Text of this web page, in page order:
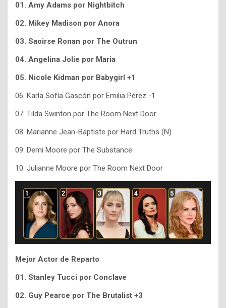
01. Amy Adams por Nightbitch
02. Mikey Madison por Anora
03. Saoirse Ronan por The Outrun
04. Angelina Jolie por Maria
05. Nicole Kidman por Babygirl +1
06. Karla Sofía Gascón por Emilia Pérez -1
07. Tilda Swinton por The Room Next Door
08. Marianne Jean-Baptiste por Hard Truths (N)
09. Demi Moore por The Substance
10. Julianne Moore por The Room Next Door
Mejor Actor de Reparto
01. Stanley Tucci por Conclave
02. Guy Pearce por The Brutalist +3